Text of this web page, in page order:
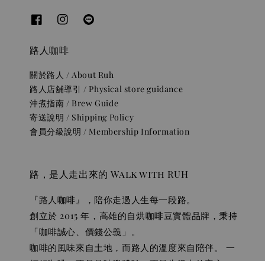
路人咖啡
關於路人 / About Ruh
路人店舖導引 / Physical store guidance
沖煮指南 / Brew Guide
寄送說明 / Shipping Policy
會員分級說明 / Membership Information
路，是人走出來的 Walk with RUH
『路人咖啡』，陪你走過人生每一段路。
創立於 2015 年，高雄的自烘咖啡豆實體品牌，秉持
「咖啡誠心、價錢公義」。
咖啡的風味來自土地，而路人的溫度來自陪伴。 一